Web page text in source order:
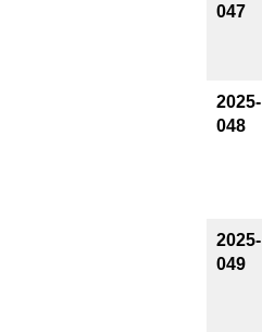
047
2025-
048
2025-
049